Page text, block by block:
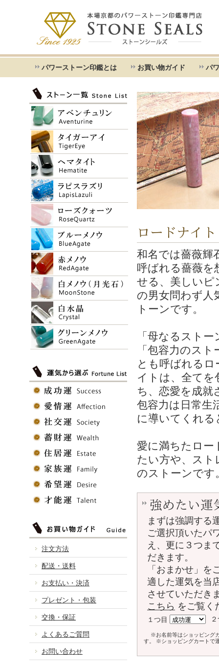
パワーストーン印鑑とは お買い物ガイド パ
ロードナイ
和名では薔薇輝
呼ばれる薔薇を
せる、美しいピ
の男女問わず人
トーンです。
「母なるストー
「包容力のスト
とも呼ばれるロ
イトは、全て
ち、恋愛を成
包容力は日常生
に導いてくれ
愛に満ちたロー
たい方や、ス
のストーンです
強めたい運
まずは強調する
ご選択頂いたパ
え、更に３つま
だきます。
「おまかせ」を
適した運気を当
させていただき
こちら をご覧く
１つ目
※お名前等はショッピング
す。 ※ショッピングカートで
注文方法
配送・送料
お支払い・決済
プレゼント・包装
交換・保証
よくあるご質問
お問い合わせ